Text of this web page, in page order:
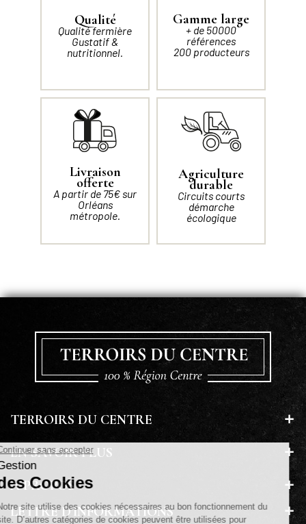
Qualité
Qualité fermière
Gustatif &
nutritionnel.
Gamme large
+ de 50000
références
200 producteurs
Livraison
offerte
A partir de 75€ sur
Orléans
métropole.
Agriculture
durable
Circuits courts
démarche
écologique
TERROIRS DU CENTRE
EN SAVOIR PLUS
A PROPOS
LETTRE D'INFORMATIONS